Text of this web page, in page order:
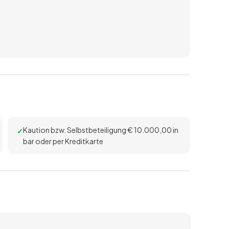
Kaution bzw. Selbstbeteiligung € 10.000,00 in
bar oder per Kreditkarte